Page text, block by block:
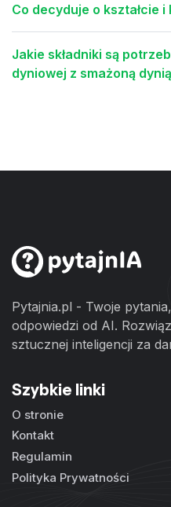
Co decyduje o kształcie
Jakie składniki są
dyniowej z smażoną
Pytajnia.pl - Twoje
odpowiedzi od AI.
sztucznej inteligencji za
Szybkie linki
O stronie
Kontakt
Regulamin
Polityka Prywatności